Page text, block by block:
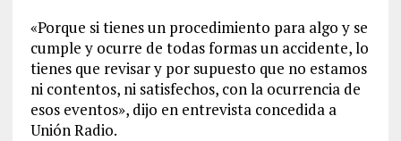
«Porque si tienes un procedimiento para algo y se
cumple y ocurre de todas formas un accidente, lo
tienes que revisar y por supuesto que no estamos
ni contentos, ni satisfechos, con la ocurrencia de
esos eventos», dijo en entrevista concedida a
Unión Radio.